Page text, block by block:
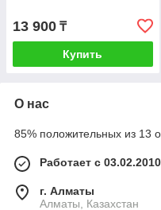
13 900 ₸
Купить
О нас
85% положительных из 13
Работает с 03.02.2010
г. Алматы
Алматы, Казахстан